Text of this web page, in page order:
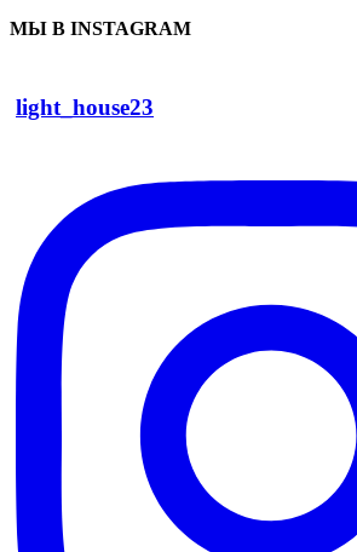
МЫ В INSTAGRAM
light_house23